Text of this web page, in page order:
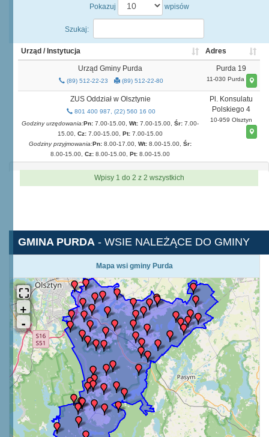
Pokazuj wpisów
Szukaj:
Urząd / Instytucja Adres
Urząd Gminy Purda
(89) 512-22-23 (89) 512-22-80
Purda 19
11-030 Purda
ZUS Oddział w Olsztynie
801 400 987, (22) 560 16 00
Godziny urzędowania:Pn: 7.00-15.00, Wt: 7.00-15.00, Śr: 7.00-
15.00, Cz: 7.00-15.00, Pt: 7.00-15.00
Godziny przyjmowania:Pn: 8.00-17.00, Wt: 8.00-15.00, Śr:
8.00-15.00, Cz: 8.00-15.00, Pt: 8.00-15.00
Pl. Konsulatu
Polskiego 4
10-959 Olsztyn
Wpisy 1 do 2 z 2 wszystkich
GMINA PURDA - WSIE NALEŻĄCE DO GMINY
Mapa wsi gminy Purda